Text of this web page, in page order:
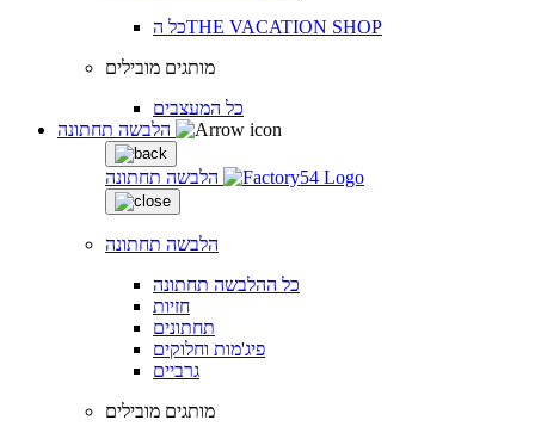
כל הTHE VACATION SHOP
מותגים מובילים
כל המעצבים
הלבשה תחתונה
הלבשה תחתונה
כל ההלבשה תחתונה
חזיות
תחתונים
פיג'מות וחלוקים
גרביים
מותגים מובילים